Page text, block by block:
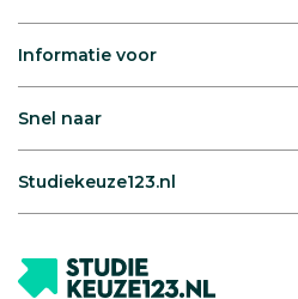
Informatie voor
Snel naar
Studiekeuze123.nl